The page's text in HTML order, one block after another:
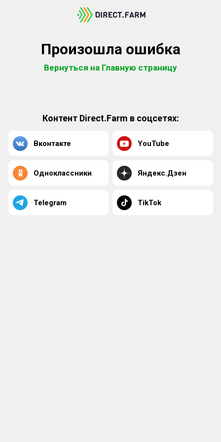
Произошла ошибка
Вернуться на Главную страницу
Контент Direct.Farm в соцсетях:
Вконтакте YouTube
Одноклассники Яндекс.Дзен
Telegram TikTok